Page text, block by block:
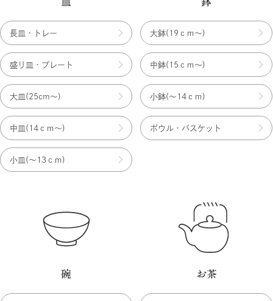
長皿・トレー
盛り皿・プレート
大皿(25cm〜)
中皿(14ｃｍ〜)
小皿(〜13ｃｍ)
大鉢(19ｃｍ〜)
中鉢(15ｃｍ〜)
小鉢(〜14ｃｍ)
ボウル・バスケット
碗 お茶